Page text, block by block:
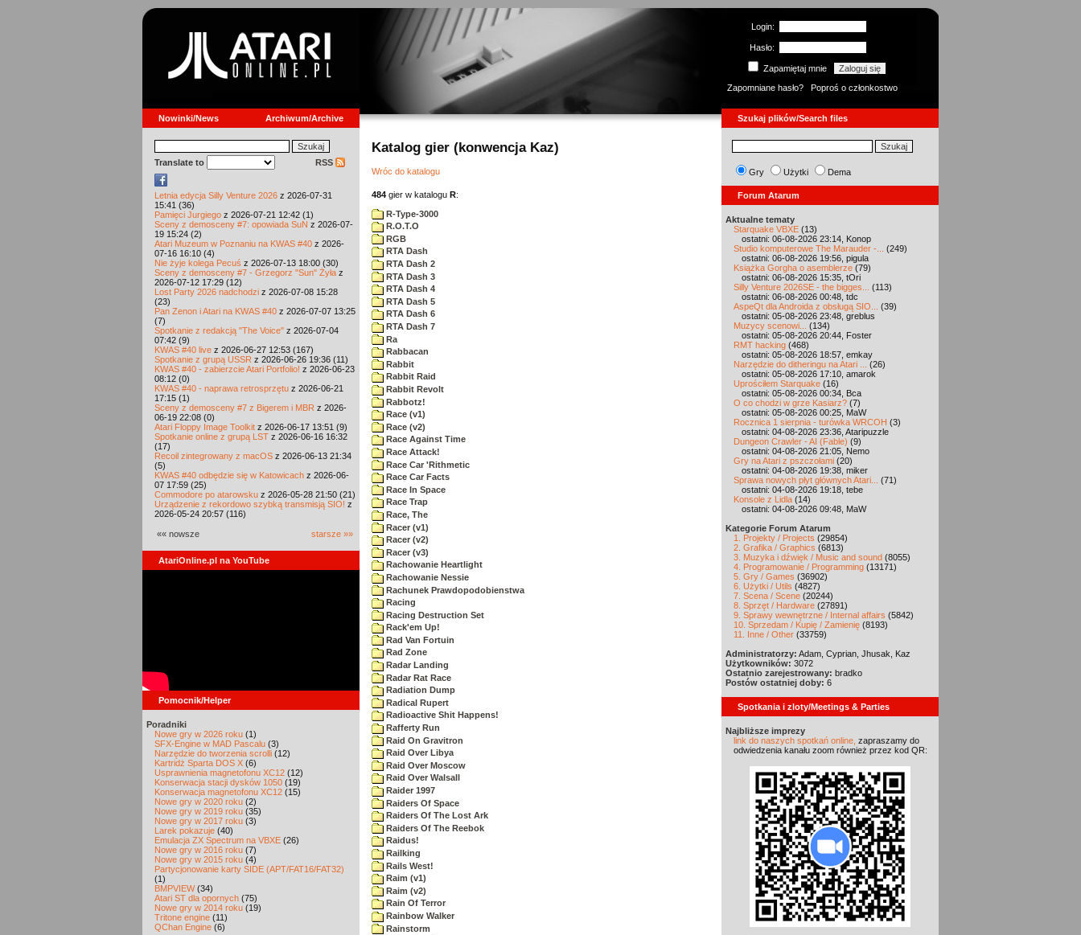
Login:
Hasło:
Zapamiętaj mnie
Zapomniane hasło?
Poproś o członkostwo
Nowinki/News Archiwum/Archive Szukaj plików/Search files
Translate to RSS
Letnia edycja Silly Venture 2026 z 2026-07-31
15:41 (36)
Pamięci Jurgiego z 2026-07-21 12:42 (1)
Sceny z demosceny #7: opowiada SuN z 2026-07-
19 15:24 (2)
Atari Muzeum w Poznaniu na KWAS #40 z 2026-
07-16 16:10 (4)
Nie żyje kolega Pecuś z 2026-07-13 18:00 (30)
Sceny z demosceny #7 - Grzegorz "Sun" Żyła z
2026-07-12 17:29 (12)
Lost Party 2026 nadchodzi z 2026-07-08 15:28
(23)
Pan Zenon i Atari na KWAS #40 z 2026-07-07 13:25
(7)
Spotkanie z redakcją "The Voice" z 2026-07-04
07:42 (9)
KWAS #40 live z 2026-06-27 12:53 (167)
Spotkanie z grupą USSR z 2026-06-26 19:36 (11)
KWAS #40 - zabierzcie Atari Portfolio! z 2026-06-23
08:12 (0)
KWAS #40 - naprawa retrosprzętu z 2026-06-21
17:15 (1)
Sceny z demosceny #7 z Bigerem i MBR z 2026-
06-19 22:08 (0)
Atari Floppy Image Toolkit z 2026-06-17 13:51 (9)
Spotkanie online z grupą LST z 2026-06-16 16:32
(17)
Recoil zintegrowany z macOS z 2026-06-13 21:34
(5)
KWAS #40 odbędzie się w Katowicach z 2026-06-
07 17:59 (25)
Commodore po atarowsku z 2026-05-28 21:50 (21)
Urządzenie z rekordowo szybką transmisją SIO! z
2026-05-24 20:57 (116)
«« nowsze starsze »»
AtariOnline.pl na YouTube
Pomocnik/Helper
Poradniki
Nowe gry w 2026 roku (1)
SFX-Engine w MAD Pascalu (3)
Narzędzie do tworzenia scrolli (12)
Kartridż Sparta DOS X (6)
Usprawnienia magnetofonu XC12 (12)
Konserwacja stacji dysków 1050 (19)
Konserwacja magnetofonu XC12 (15)
Nowe gry w 2020 roku (2)
Nowe gry w 2019 roku (35)
Nowe gry w 2017 roku (3)
Larek pokazuje (40)
Emulacja ZX Spectrum na VBXE (26)
Nowe gry w 2016 roku (7)
Nowe gry w 2015 roku (4)
Partycjonowanie karty SIDE (APT/FAT16/FAT32)
(1)
BMPVIEW(34)
Atari ST dla opornych (75)
Nowe gry w 2014 roku (19)
Tritone engine (11)
QChan Engine (6)
Katalog gier (konwencja Kaz)
Wróc do katalogu
484 gier w katalogu R:
R-Type-3000
R.O.T.O
RGB
RTA Dash
RTA Dash 2
RTA Dash 3
RTA Dash 4
RTA Dash 5
RTA Dash 6
RTA Dash 7
Ra
Rabbacan
Rabbit
Rabbit Raid
Rabbit Revolt
Rabbotz!
Race (v1)
Race (v2)
Race Against Time
Race Attack!
Race Car 'Rithmetic
Race Car Facts
Race In Space
Race Trap
Race, The
Racer (v1)
Racer (v2)
Racer (v3)
Rachowanie Heartlight
Rachowanie Nessie
Rachunek Prawdopodobienstwa
Racing
Racing Destruction Set
Rack'em Up!
Rad Van Fortuin
Rad Zone
Radar Landing
Radar Rat Race
Radiation Dump
Radical Rupert
Radioactive Shit Happens!
Rafferty Run
Raid On Gravitron
Raid Over Libya
Raid Over Moscow
Raid Over Walsall
Raider 1997
Raiders Of Space
Raiders Of The Lost Ark
Raiders Of The Reebok
Raidus!
Railking
Rails West!
Raim (v1)
Raim (v2)
Rain Of Terror
Rainbow Walker
Rainstorm
Gry Użytki Dema
Forum Atarum
Aktualne tematy
Starquake VBXE (13)
ostatni: 06-08-2026 23:14, Konop
Studio komputerowe The Marauder -...
(249)
ostatni: 06-08-2026 19:56, pigula
Książka Gorgha o asemblerze (79)
ostatni: 06-08-2026 15:35, tOri
Silly Venture 2026SE - the bigges...
(113)
ostatni: 06-08-2026 00:48, tdc
AspeQt dla Androida z obsługą SIO...
(39)
ostatni: 05-08-2026 23:48, greblus
Muzycy scenowi...
(134)
ostatni: 05-08-2026 20:44, Foster
RMT hacking (468)
ostatni: 05-08-2026 18:57, emkay
Narzędzie do ditheringu na Atari ...
(26)
ostatni: 05-08-2026 17:10, amarok
Uprościłem Starquake (16)
ostatni: 05-08-2026 00:34, Bca
O co chodzi w grze Kasiarz? (7)
ostatni: 05-08-2026 00:25, MaW
Rocznica 1 sierpnia - turówka WRCOH (3)
ostatni: 04-08-2026 23:36, Ataripuzzle
Dungeon Crawler - AI (Fable) (9)
ostatni: 04-08-2026 21:05, Nemo
Gry na Atari z pszczołami (20)
ostatni: 04-08-2026 19:38, miker
Sprawa nowych płyt głównych Atari...
(71)
ostatni: 04-08-2026 19:18, tebe
Konsole z Lidla (14)
ostatni: 04-08-2026 09:48, MaW
Kategorie Forum Atarum
1. Projekty / Projects (29854)
2. Grafika / Graphics (6813)
3. Muzyka i dźwięk / Music and sound (8055)
4. Programowanie / Programming (13171)
5. Gry / Games (36902)
6. Użytki / Utils (4827)
7. Scena / Scene (20244)
8. Sprzęt / Hardware (27891)
9. Sprawy wewnętrzne / Internal affairs (5842)
10. Sprzedam / Kupię / Zamienię (8193)
11. Inne / Other (33759)
Administratorzy: Adam, Cyprian, Jhusak, Kaz
Użytkowników: 3072
Ostatnio zarejestrowany: bradko
Postów ostatniej doby: 6
Spotkania i zloty/Meetings & Parties
Najbliższe imprezy
link do naszych spotkań online, zapraszamy do
odwiedzenia kanału zoom również przez kod QR: